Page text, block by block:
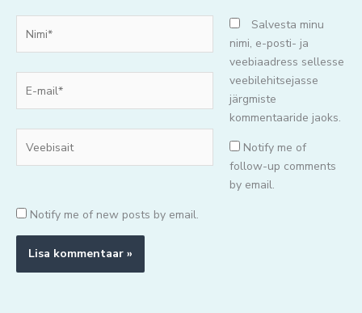
mail*
Salvesta minu
nimi, e-posti- ja
veebiaadress sellesse
veebilehitsejasse
järgmiste
kommentaaride jaoks.
Notify me of
follow-up comments
by email.
Notify me of new posts by email.